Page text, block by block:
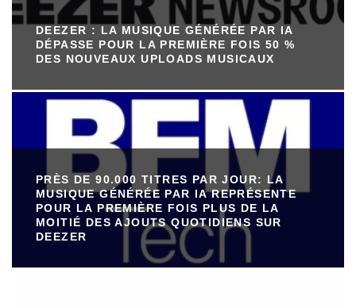
DEEZER : LA MUSIQUE GÉNÉRÉE PAR IA
DÉPASSE POUR LA PREMIÈRE FOIS 50 %
DES NOUVEAUX UPLOADS MUSICAUX
PRÈS DE 90.000 TITRES PAR JOUR: LA
MUSIQUE GÉNÉRÉE PAR IA REPRÉSENTE
POUR LA PREMIÈRE FOIS PLUS DE LA
MOITIÉ DES AJOUTS QUOTIDIENS SUR
DEEZER